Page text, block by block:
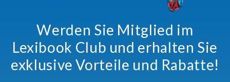
Werden Sie Mitglied im
Lexibook Club und erhalten Sie
exklusive Vorteile und Rabatte!